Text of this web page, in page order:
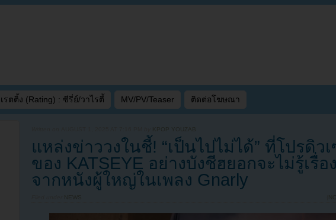
เรตติ้ง (Rating) : ซีรี่ย์/วาไรตี้ MV/PV/Teaser ติดต่อโฆษณา
KPOP YOUZAB
แหล่งข่าววงในชี้! “เป็นไปไม่ได้” ที่โปรดิว
ของ KATSEYE อย่างบังชีฮยอกจะไม่รู้เรื่อ
จากหนังผู้ใหญ่ในเพลง Gnarly
NEWS